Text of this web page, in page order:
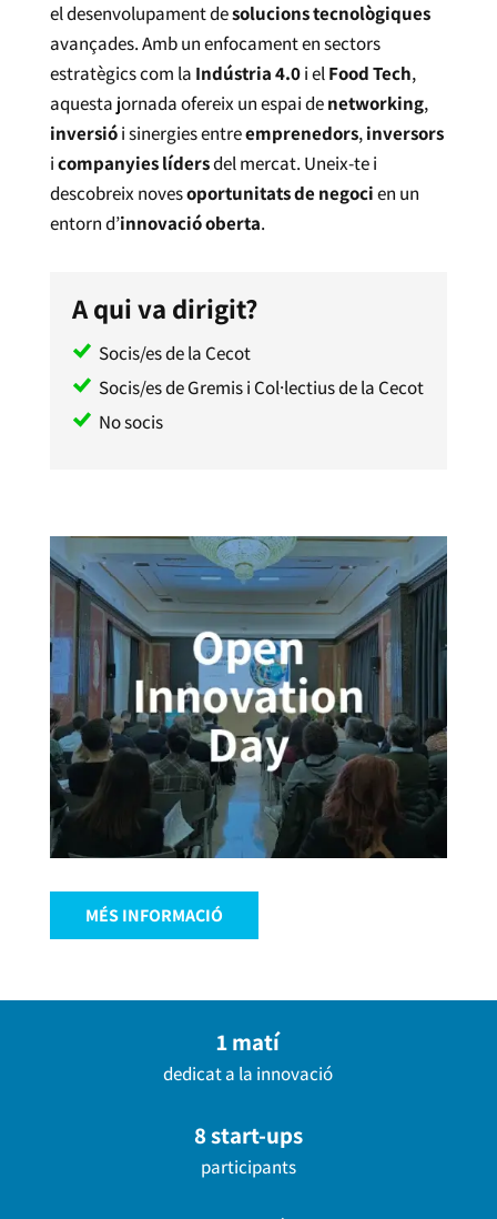
el desenvolupament desolucions tecnològiques
avançades. Amb un enfocament en sectors
estratègics com la Indústria 4.0i elFood Tech,
aquesta jornada ofereix un espai denetworking,
inversiói sinergies entreemprenedors,inversors
icompanyies lídersdel mercat. Uneix-te i
descobreix novesoportunitats de negocien un
entorn d’innovació oberta.
A qui va dirigit?
Socis/es de la Cecot
Socis/es de Gremis i Col·lectius de la Cecot
No socis
MÉS INFORMACIÓ
1 matí
dedicat a la innovació
8 start-ups
participants